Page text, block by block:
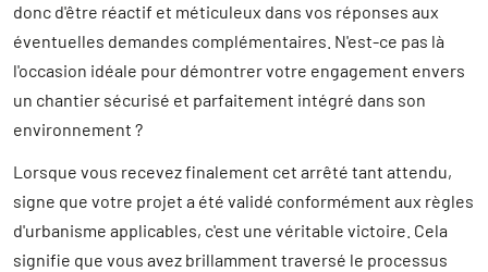
donc d'être réactif et méticuleux dans vos réponses aux
éventuelles demandes complémentaires. N'est-ce pas là
l'occasion idéale pour démontrer votre engagement envers
un chantier sécurisé et parfaitement intégré dans son
environnement ?
Lorsque vous recevez finalement cet arrêté tant attendu,
signe que votre projet a été validé conformément aux règles
d'urbanisme applicables, c'est une véritable victoire. Cela
signifie que vous avez brillamment traversé le processus